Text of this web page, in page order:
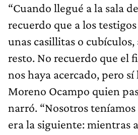
“Cuando llegué a la sala
recuerdo que a los
unas casillitas o cubículos,
resto. No recuerdo que el
nos haya acercado, pero
Moreno Ocampo quien
narró. “Nosotros
era la siguiente: mientras